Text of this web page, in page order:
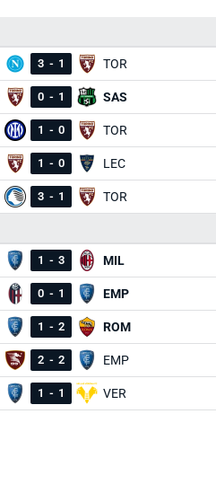
3 - 1 TOR
0 - 1 SAS
1 - 0 TOR
1 - 0 LEC
3 - 1 TOR
1 - 3 MIL
0 - 1 EMP
1 - 2 ROM
2 - 2 EMP
1 - 1 VER